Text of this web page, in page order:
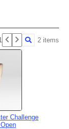
2 items
Challenge